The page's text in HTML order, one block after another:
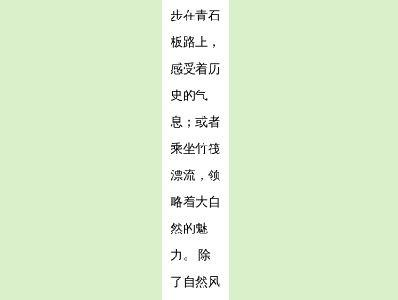
步在青石
板路上，
感受着历
史的气
息；或者
乘坐竹筏
漂流，领
略着大自
然的魅
力。 除
了自然风